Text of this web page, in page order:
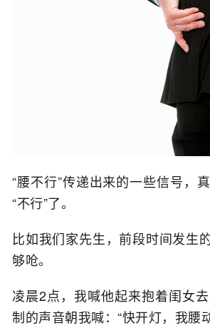
“腰不行”传递出来的一些信号，
“不行”了。
比如我们家先生，前段时间发生
够呛。
凌晨2点，我喊他起来抱着闺女
制的声音朝我喊：“快开灯，我